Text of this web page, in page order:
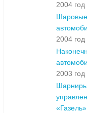
2004 год
2004 год
2003 год
«Газель»